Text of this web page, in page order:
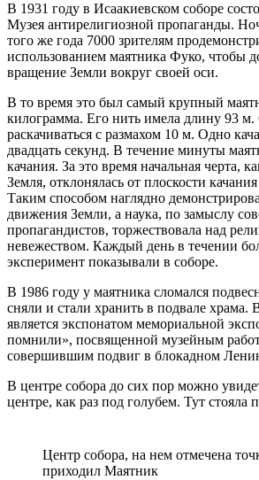
В 1931 году в Исаакиевском соборе
Музея антирелигиозной пропаганды.
того же года 7000 зрителям
использованием маятника Фуко, чтобы
вращение Земли вокруг своей оси.
В то время это был самый крупный
килограмма. Его нить имела длину 93
раскачиваться с размахом 10 м. Одно
двадцать секунд. В течение минуты
качания. За это время начальная черта,
Земля, отклонялась от плоскости
Таким способом наглядно
движения Земли, а наука, по замыслу
пропагандистов, торжествовала над
невежеством. Каждый день в течении
эксперимент показывали в соборе.
В 1986 году у маятника сломался
сняли и стали хранить в подвале
является экспонатом мемориальной
помнили», посвященной музейным
совершившим подвиг в блокадном
В центре собора до сих пор можно
центре, как раз под голубем. Тут стояла
Центр собора, на нем отмечена
приходил Маятник